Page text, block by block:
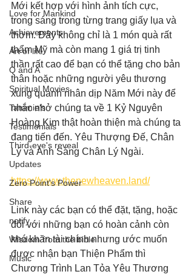
Love for Mankind
Achievements
Art of life
Q and A
Spiritual Movies
Tammie's
Testimonials
Third-eye's reveal
Updates
Zero Point's Power
Share
notify
Wisdom from the bible
Music
Mới kết hợp với hình ảnh tích cực,
trong sáng trong từng trang giấy lụa và
thơm. Đây không chỉ là 1 món quà rất
thẩm Mỹ mà còn mang 1 giá trị tinh
thần rất cao để bạn có thể tặng cho bản
thân hoặc những người yêu thương
xung quanh nhân dịp Năm Mới này để
nhắc nhở chúng ta về 1 Kỷ Nguyên
Hoàng Kim thật hoàn thiện mà chúng ta
đang tiến đến. Yêu Thượng Đế, Chân
Lý và Ánh Sáng Chân Lý Ngài.
https://www.thenewheaven.land/
Link này các bạn có thể đặt, tặng, hoặc
đối với những bạn có hoàn cảnh còn
khó khăn tài chính nhưng ước muốn
được nhận bạn Thiện Phẩm thì
Chương Trình Lan Tỏa Yêu Thương